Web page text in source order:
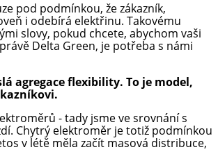
pod podmínkou, že zákazník,
i odebírá elektřinu. Takovému
slovy, pokud chcete, abychom vaši
Delta Green, je potřeba s námi
agregace flexibility. To je model,
- tady jsme ve srovnání s
Chytrý elektroměr je totiž podmínkou
v létě měla začít masová distribuce,